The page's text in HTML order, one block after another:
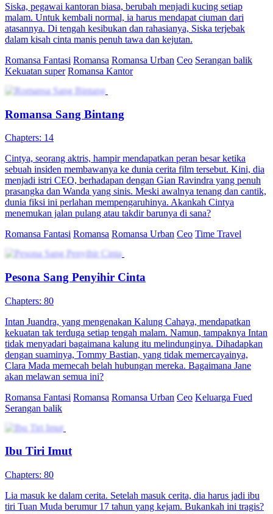
Siska, pegawai kantoran biasa, berubah menjadi kucing setiap
malam. Untuk kembali normal, ia harus mendapat ciuman dari
atasannya. Di tengah kesibukan dan rahasianya, Siska terjebak
dalam kisah cinta manis penuh tawa dan kejutan.
Romansa Fantasi Romansa Romansa Urban Ceo Serangan balik
Kekuatan super Romansa Kantor
Romansa Sang Bintang
Chapters: 14
Cintya, seorang aktris, hampir mendapatkan peran besar ketika
sebuah insiden membawanya ke dunia cerita film tersebut. Kini, dia
menjadi istri CEO, berhadapan dengan Gian Ravindra yang penuh
prasangka dan Wanda yang sinis. Meski awalnya tenang dan cantik,
dunia fiksi ini perlahan mempengaruhinya. Akankah Cintya
menemukan jalan pulang atau takdir barunya di sana?
Romansa Fantasi Romansa Romansa Urban Ceo Time Travel
Pesona Sang Penyihir Cinta
Chapters: 80
Intan Juandra, yang mengenakan Kalung Cahaya, mendapatkan
kekuatan tak terduga setiap tengah malam. Namun, tampaknya Intan
tidak menyadari bagaimana kalung itu melindunginya. Dihadapkan
dengan suaminya, Tommy Bastian, yang tidak memercayainya,
Clara Mada memecah belah hubungan mereka. Bagaimana Jane
akan melawan semua ini?
Romansa Fantasi Romansa Romansa Urban Ceo Keluarga Fued
Serangan balik
Ibu Tiri Imut
Chapters: 80
Lia masuk ke dalam cerita. Setelah masuk cerita, dia harus jadi ibu
tiri Tuan Muda berumur 17 tahun yang kejam. Bukankah ini tragis?